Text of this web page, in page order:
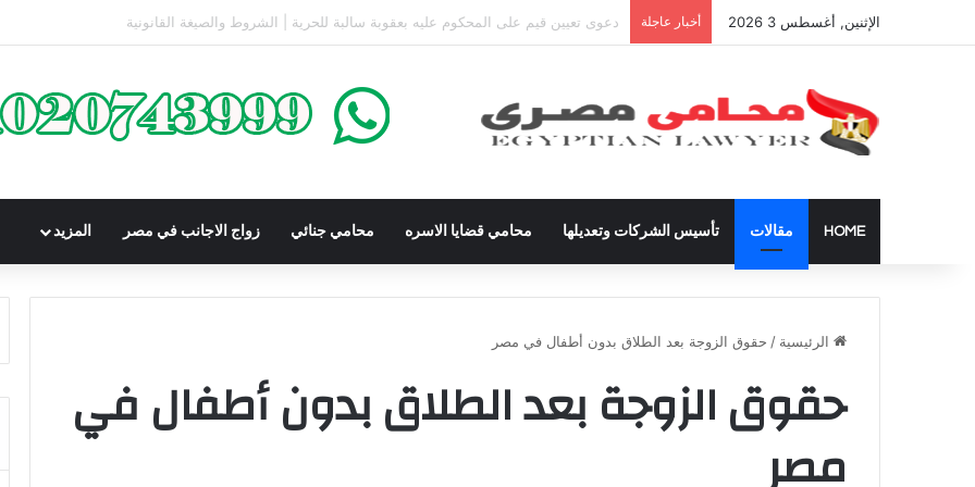
الإثنين, أغسطس 3 2026 أخبار عاجلة شراء العقارات داخل الكومباوندات تحت الإنشاء | أهم البنود التي تحمي المشتري في القانون المصري
HOME مقالات تأسيس الشركات وتعديلها محامي قضايا الاسره محامي جنائي زواج الاجانب في مصر المزيد
الرئيسية / حقوق الزوجة بعد الطلاق بدون أطفال في مصر
حقوق الزوجة بعد الطلاق بدون أطفال في
مصر